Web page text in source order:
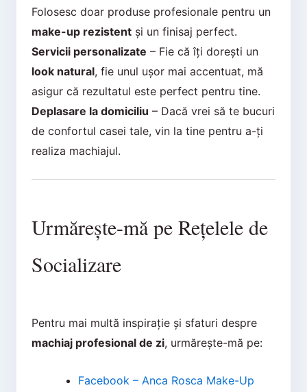
Folosesc doar produse profesionale pentru un
make-up rezistentși un finisaj perfect.
Servicii personalizate – Fie că îți dorești un
look natural, fie unul ușor mai accentuat, mă
asigur că rezultatul este perfect pentru tine.
Deplasare la domiciliu – Dacă vrei să te bucuri
de confortul casei tale, vin la tine pentru a-ți
realiza machiajul.
Urmărește-mă pe Rețelele de
Socializare
Pentru mai multă inspirație și sfaturi despre
machiaj profesional de zi, urmărește-mă pe:
Facebook – Anca Rosca Make-Up